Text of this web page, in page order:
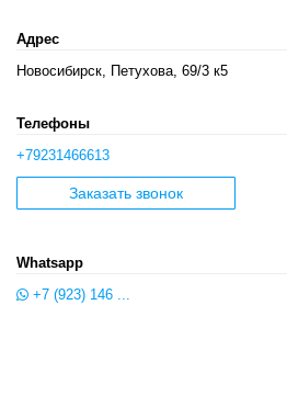
Адрес
Новосибирск, Петухова, 69/3 к5
Телефоны
+79231466613
Заказать звонок
Whatsapp
+7 (923) 146 ...